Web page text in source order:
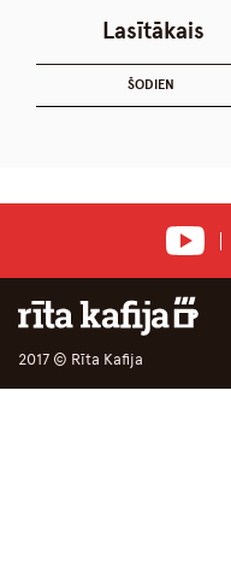
Lasītākais
ŠODIEN
2017 © Rīta Kafija